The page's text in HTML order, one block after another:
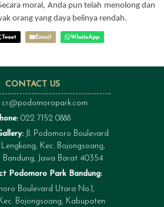
moral, Anda pun telah menolong dan
orang yang daya belinya rendah.
Tweet Email WhatsApp
CONTACT US
cr@podomoropark.com
022 7152 0888
Jl. Podomoro Boulevard
Kec. Bojongsoang,
Bandung, Jawa Barat 40354
Podomoro Park Bandung:
Boulevard Utara No.1,
Bojongsoang, Kabupaten